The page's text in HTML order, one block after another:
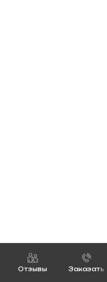
Отзывы Заказать